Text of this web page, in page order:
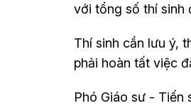
với tổng số thí sinh
Thí sinh cần lưu ý,
phải hoàn tất việc
Phó Giáo sư - Tiến